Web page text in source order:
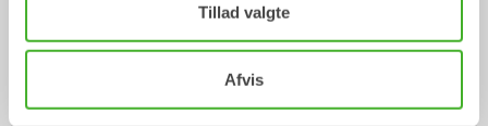
Tillad valgte
Afvis
Skovl 0-22Ton
Sorterskovle
Skovl 2-32Ton